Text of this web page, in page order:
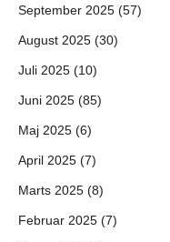
September 2025 (57)
August 2025 (30)
Juli 2025 (10)
Juni 2025 (85)
Maj 2025 (6)
April 2025 (7)
Marts 2025 (8)
Februar 2025 (7)